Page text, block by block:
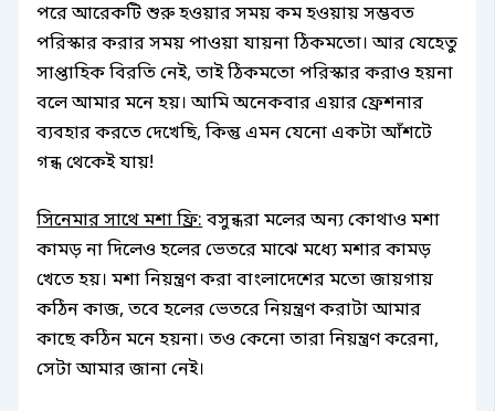
পরে আরেকটি শুরু হওয়ার সময় কম হওয়ায় সম্ভবত
পরিস্কার করার সময় পাওয়া যায়না ঠিকমতো। আর যেহেতু
সাপ্তাহিক বিরতি নেই, তাই ঠিকমতো পরিস্কার করাও হয়না
বলে আমার মনে হয়। আমি অনেকবার এয়ার ফ্রেশনার
ব্যবহার করতে দেখেছি, কিন্তু এমন যেনো একটা আঁশটে
গন্ধ থেকেই যায়!
সিনেমার সাথে মশা ফ্রি:বসুন্ধরা মলের অন্য কোথাও মশা
কামড় না দিলেও হলের ভেতরে মাঝে মধ্যে মশার কামড়
খেতে হয়। মশা নিয়ন্ত্রণ করা বাংলাদেশের মতো জায়গায়
কঠিন কাজ, তবে হলের ভেতরে নিয়ন্ত্রণ করাটা আমার
কাছে কঠিন মনে হয়না। তও কেনো তারা নিয়ন্ত্রণ করেনা,
সেটা আমার জানা নেই।